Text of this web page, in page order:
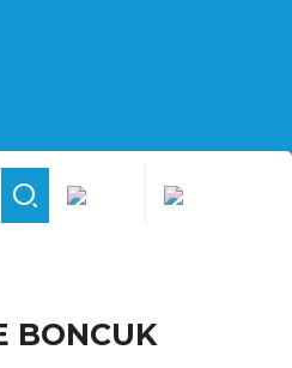
BONCUK